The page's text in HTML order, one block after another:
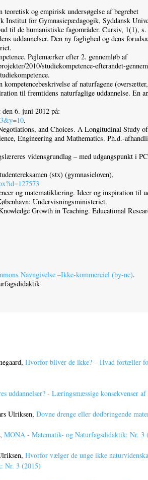
og empirisk undersøgelse af begrebet
Institut for Gymnasiepædagogik, Syddansk
til de humanistiske fagområder. Cursiv, 1(1), s.
uddannelser. Den ny faglighed og dens
Pejlemærker efter 2. gennemløb af
2010/studiekompetence-efterandet-
af naturfagene
til fremtidens naturfaglige uddannelse. En
6. juni 2012 på:
.
and Choices. A Longitudinal Study
Engineering and Mathematics. Ph.d.-
vidensgrundlag – med udgangspunkt i
(stx) (gymnasieloven),
og matematiklæring. Ideer og inspiration til
Undervisningsministeriet.
Growth in Teaching. Educational
Navngivelse –Ikke-kommerciel (by-nc).
Hvorfor bliver de ikke? – Hvad fortæller
uddannelser? - Læringsmæssige konsekvenser
Ulriksen, Dovne drenge eller dødbringende
, MONA - Matematik- og Naturfagsdidaktik: Nr. 3
Hvorfor vælger de unge ikke
Nr. 3 (2015)